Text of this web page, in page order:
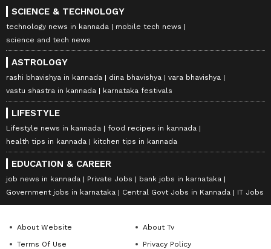
SCIENCE & TECHNOLOGY
technology news in kannada
mobile tech news
science and tech news
ASTROLOGY
rashi bhavishya in kannada dina bhavishya
vara bhavishya
vastu shastra in kannada
karnataka festivals
LIFESTYLE
Lifestyle news in kannada
food recipes in kannada
health tips in kannada
kitchen tips in kannada
EDUCATION & CAREER
job news in kannada Private Jobs
bank jobs in karnataka
Government jobs in karnataka
Central Govt Jobs in Kannada IT Jobs
About Website
About Tv
Terms Of Use
Privacy Policy